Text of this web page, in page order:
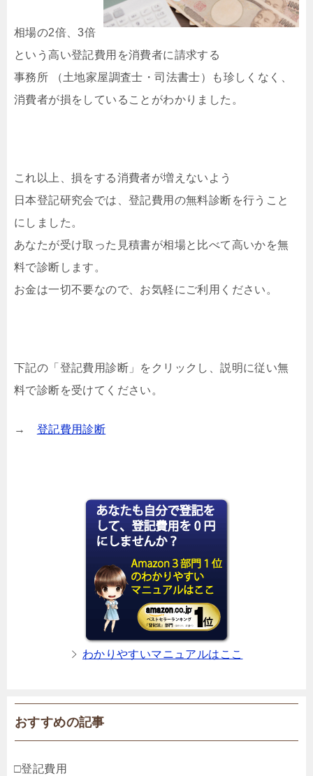
相場の2倍、3倍
という高い登記費用を消費者に請求する
事務所 （土地家屋調査士・司法書士）も珍しくなく、
消費者が損をしていることがわかりました。
これ以上、損をする消費者が増えないよう
日本登記研究会では、登記費用の無料診断を行うこと
にしました。
あなたが受け取った見積書が相場と比べて高いかを無
料で診断します。
お金は一切不要なので、お気軽にご利用ください。
下記の「登記費用診断」をクリックし、説明に従い無
料で診断を受けてください。
→ 登記費用診断
わかりやすいマニュアルはここ
おすすめの記事
□登記費用